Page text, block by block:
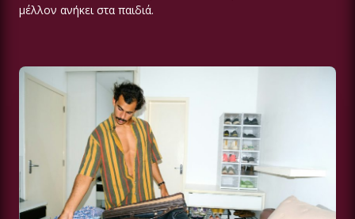
μέλλον ανήκει στα παιδιά.